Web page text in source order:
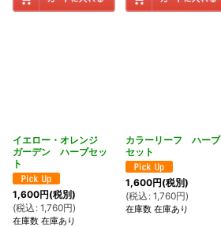
イエロー・オレンジ
ガーデン ハーブセッ
ト
1,600円(税別)
(税込 : 1,760円)
在庫数 在庫あり
カラーリーフ ハーブ
セット
1,600円(税別)
(税込 : 1,760円)
在庫数 在庫あり